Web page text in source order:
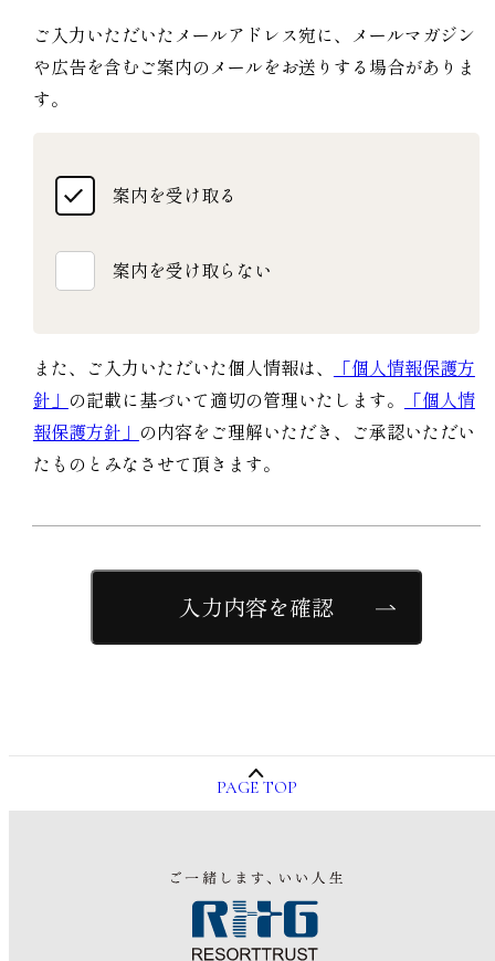
ご入力いただいたメールアドレス宛に、メールマガジン
や広告を含むご案内のメールをお送りする場合がありま
す。
案内を受け取る
案内を受け取らない
また、ご入力いただいた個人情報は、
「個人情報保護方
針」 の記載に基づいて適切の管理いたします。
「個人情
報保護方針」 の内容をご理解いただき、ご承認いただい
たものとみなさせて頂きます。
入力内容を確認
PAGE TOP